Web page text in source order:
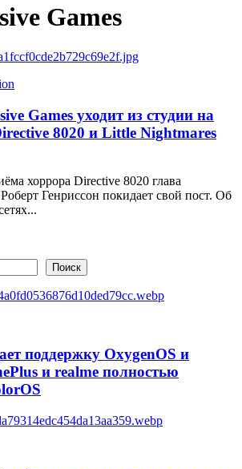
Games
Games уходит из студии на
8020 и Little Nightmares
хоррора Directive 8020 глава
Роберт Генриссон покидает свой пост. Об
Поиск
поддержку OxygenOS и
и realme полностью